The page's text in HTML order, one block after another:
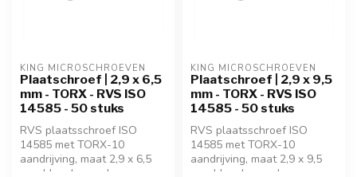
KING MICROSCHROEVEN
Plaatschroef | 2,9 x 6,5
mm - TORX - RVS ISO
14585 - 50 stuks
RVS plaatsschroef ISO
14585 met TORX-10
aandrijving, maat 2,9 x 6,5
mm. Ideaal voor dun
KING MICROSCHROEVEN
Plaatschroef | 2,9 x 9,5
mm - TORX - RVS ISO
14585 - 50 stuks
RVS plaatsschroef ISO
14585 met TORX-10
aandrijving, maat 2,9 x 9,5
mm. Ideaal voor dun